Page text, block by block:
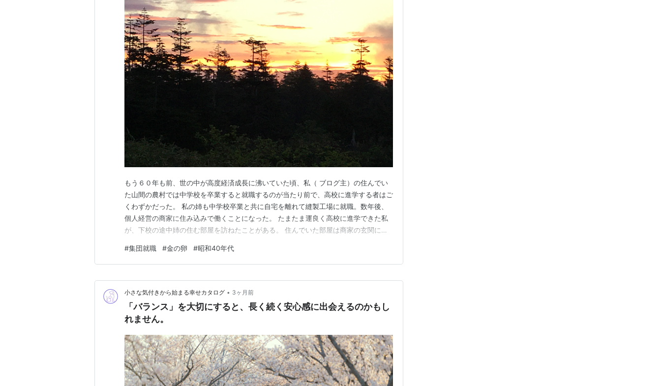
もう６０年も前、世の中が高度経済成長に沸いていた頃、私（ ブログ主）の住んでい
た山間の農村では中学校を卒業すると就職するのが当たり前で、高校に進学する者はご
くわずかだった。 私の姉も中学校卒業と共に自宅を離れて縫製工場に就職。数年後、
個人経営の商家に住み込みで働くことになった。 たまたま運良く高校に進学できた私
が、下校の途中姉の住む部屋を訪ねたことがある。 住んでいた部屋は商家の玄関に近
何一つなく、質素そのものだった。 映画「三丁目の夕日」が描いた東京の下町の風景
は昭和３０年代、東京タワーが建設された頃だ。映画の中…
#集団就職 #金の卵 #昭和40年代
小さな気付きから始まる幸せカタログ • 3ヶ月前
「バランス」を大切にすると、長く続く安心感に出会えるのかもし
れません。